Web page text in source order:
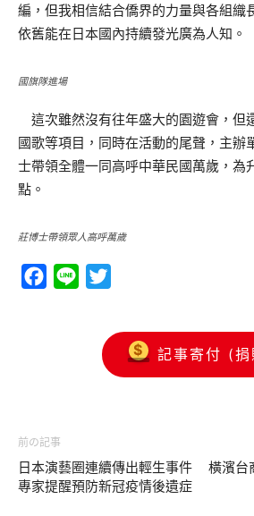
編，但我相信結合僑界的力量與各組織
依舊能在日本國內持續發光廣為人知。
國旗隊進場
這次雖然沒有往年盛大的園遊會，但
國歌等項目，同時在活動的尾聲，主辦
士帶領全體一同高呼中華民國萬歲，為
點。
莊博士帶領眾人高呼萬歲
Facebook
Line
記事寄付 (捐
前の記事
日本演藝圈連續傳出輕生事件
專家提醒預防新冠疫情後遺症
橫濱